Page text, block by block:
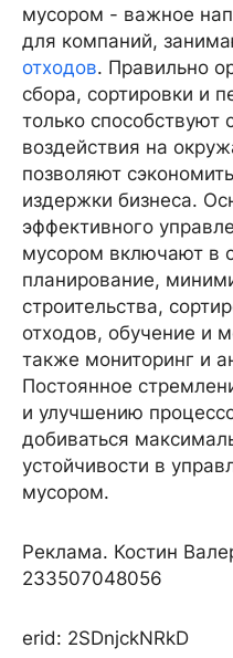
мусором - важное
для компаний,
отходов. Правильно
сбора, сортировки и
только способствуют
воздействия на
позволяют
издержки бизнеса.
эффективного
мусором включают в
планирование,
строительства,
отходов, обучение и
также мониторинг и
Постоянное
и улучшению
добиваться
устойчивости в
мусором.
Реклама. Костин
233507048056
erid: 2SDnjckNRkD